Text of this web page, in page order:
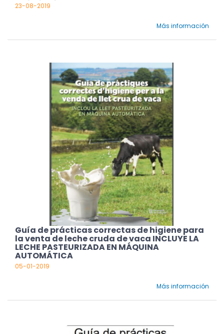
23-08-2019
Más información
Guía de prácticas correctas de higiene para
la venta de leche cruda de vaca INCLUYE LA
LECHE PASTEURIZADA EN MÁQUINA
AUTOMÁTICA
05-01-2019
Más información